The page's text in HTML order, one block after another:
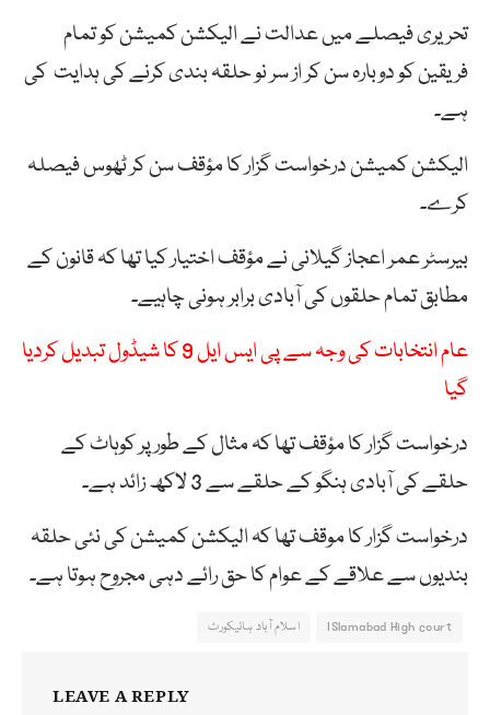
تحریری فیصلے میں عدالت نے الیکشن کمیشن کو تمام
فریقین کو دوبارہ سن کر از سر نو حلقہ بندی کرنے کی ہدایت کی
ہے۔
الیکشن کمیشن درخواست گزار کا مؤقف سن کر ٹھوس فیصلہ
کرے۔
بیرسٹر عمر اعجاز گیلانی نے مؤقف اختیار کیا تھا کہ قانون کے
مطابق تمام حلقوں کی آبادی برابر ہونی چاہیے۔
عام انتخابات کی وجہ سے پی ایس ایل 9 کا شیڈول تبدیل کردیا
گیا
درخواست گزار کا مؤقف تھا کہ مثال کے طور پر کوہاٹ کے
حلقے کی آبادی ہنگو کے حلقے سے 3 لاکھ زائد ہے۔
درخواست گزار کا موقف تھا کہ الیکشن کمیشن کی نئی حلقہ
بندیوں سے علاقے کے عوام کا حق رائے دہی مجروح ہوتا ہے۔
ISlamabad High court اسلام آباد ہائیکورٹ
LEAVE A REPLY